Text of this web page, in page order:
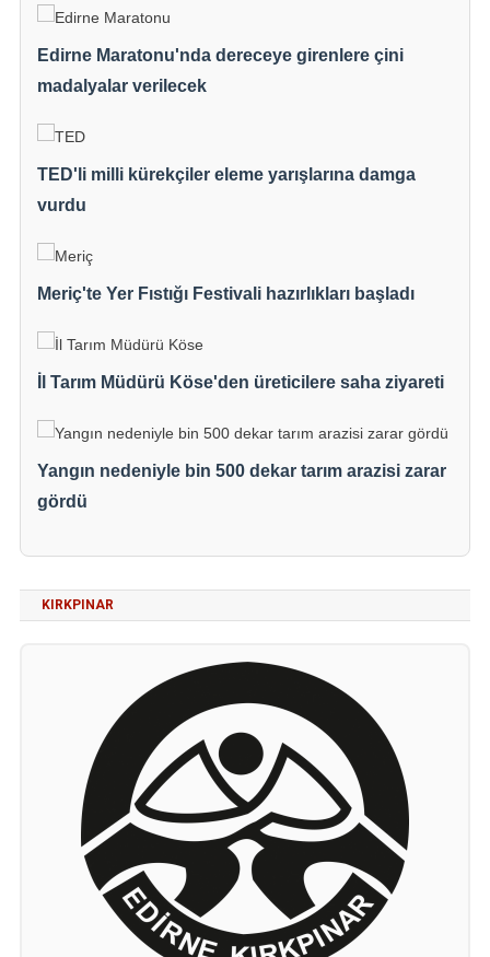
Edirne Maratonu'nda dereceye girenlere çini
madalyalar verilecek
TED'li milli kürekçiler eleme yarışlarına damga
vurdu
Meriç'te Yer Fıstığı Festivali hazırlıkları başladı
İl Tarım Müdürü Köse'den üreticilere saha ziyareti
Yangın nedeniyle bin 500 dekar tarım arazisi zarar
gördü
KIRKPINAR